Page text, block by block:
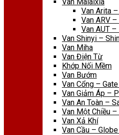
Van Arita
Van ARV
Van AUT
Van Shinyi –
Van Miha
Van Điện Từ
Khớp Nối Mềm
Van Bướm
Van Cổng –
Van Giảm Áp –
Van An Toàn –
Van Một Chiều
Van Xả Khí
Van Cầu –